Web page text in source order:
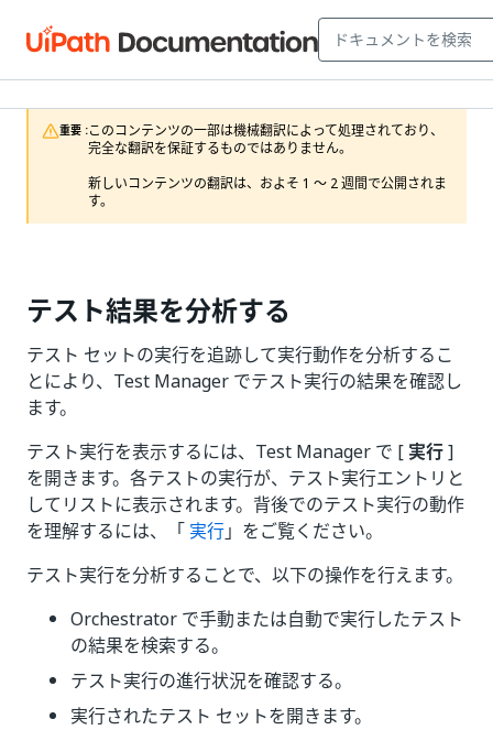
重要 :このコンテンツの一部は機械翻訳によって処理されており、
完全な翻訳を保証するものではありません。
新しいコンテンツの翻訳は、およそ 1 ～ 2 週間で公開されま
す。
テスト結果を分析する
テスト セットの実行を追跡して実行動作を分析するこ
とにより、Test Manager でテスト実行の結果を確認し
ます。
テスト実行を表示するには、Test Manager で [ 実行]
を開きます。各テストの実行が、テスト実行エントリと
してリストに表示されます。背後でのテスト実行の動作
を理解するには、「 実行」をご覧ください。
テスト実行を分析することで、以下の操作を行えます。
Orchestrator で手動または自動で実行したテスト
の結果を検索する。
テスト実行の進行状況を確認する。
実行されたテスト セットを開きます。